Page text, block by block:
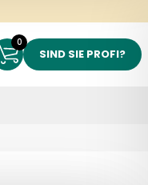
0
SIND SIE PROFI?